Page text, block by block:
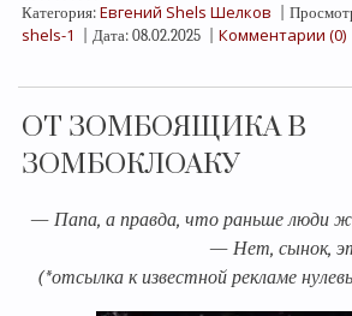
Категория: Евгений Shels Шелков
shels-1 Дата: 08.02.2025 Комментарии (0)
ОТ ЗОМБОЯЩИКА В
ЗОМБОКЛОАКУ
— Папа, а правда, что раньше люди
— Нет, сынок,
(*отсылка к известной рекламе